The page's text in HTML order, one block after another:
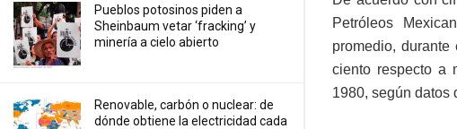
Pueblos potosinos piden a
Sheinbaum vetar ‘fracking’ y
minería a cielo abierto
Renovable, carbón o nuclear: de
dónde obtiene la electricidad cada
Petróleos
promedio,
ciento respecto a
1980, según datos